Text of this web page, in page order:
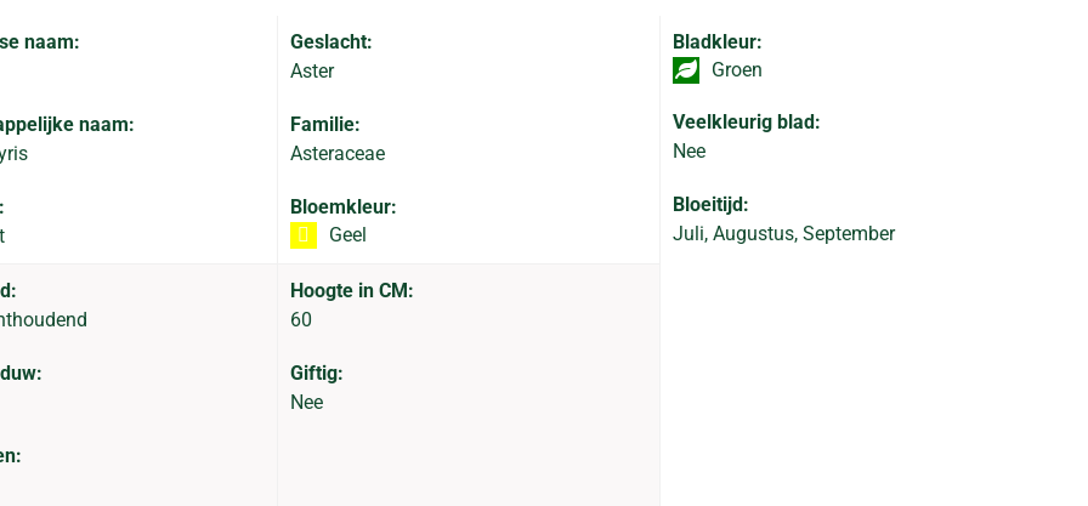
naam:
naam:
Geslacht:
Aster
Familie:
Asteraceae
Bloemkleur:
Geel
Bladkleur:
Groen
Veelkleurig blad:
Nee
Bloeitijd:
Juli, Augustus, September
Hoogte in CM:
60
Giftig:
Nee